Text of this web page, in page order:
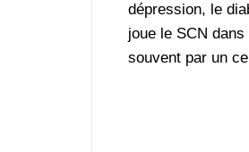
dépression, le
joue le SCN
souvent par un